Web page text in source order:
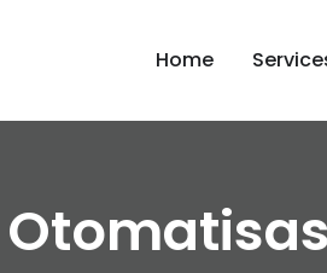
Home